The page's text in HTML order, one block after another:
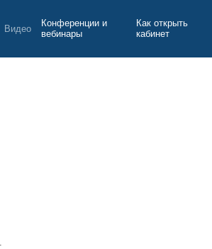
Видео
Конференции и
вебинары
Как открыть
кабинет